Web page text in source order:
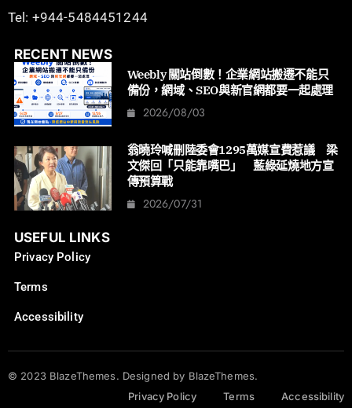
Tel: +944-5484451244
RECENT NEWS
Weebly 關站倒數！企業網站搬遷不能只
備份，網域、SEO與新官網都要一起處理
2026/08/03
翁曉玲喊刪陸委會1295萬媒宣費惹議 梁
文傑回「只能靠嘴巴」 藍綠延燒地方宣
傳預算戰
2026/07/31
USEFUL LINKS
Privacy Policy
Terms
Accessibility
© 2023 BlazeThemes. Designed by BlazeThemes.
Privacy Policy
Terms Accessibility